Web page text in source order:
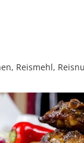
Reismehl,